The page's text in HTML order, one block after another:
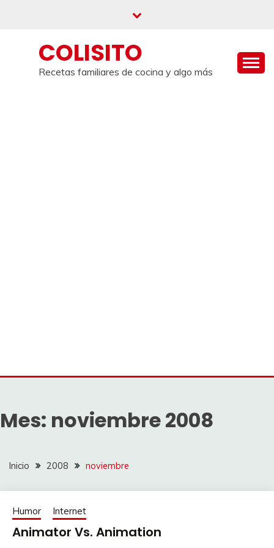
COLISITO
Recetas familiares de cocina y algo más
Mes: noviembre 2008
Inicio 2008 noviembre
Humor Internet
Animator Vs. Animation